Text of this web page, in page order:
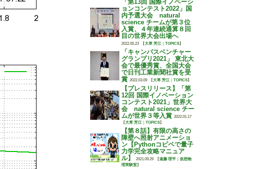
「第13回 国際イノベーシ
ョンコンテスト2022」国
内予選大会 natural
science チームが第３位
入賞、４年連続通算８回
目の世界大会出場へ
2022.05.23 【大草 芳江 TOPICS】
「キャンパスベンチャー
グランプリ2021」 東北大
会で最優秀賞、全国大会
で日刊工業新聞社賞を受
賞 2022.03.09 【大草 芳江 TOPICS】
【プレスリリース】「第
12回 国際イノベーション
コンテスト2021」世界大
会 natural science チー
ムが世界３等入賞 2022.01.17
【大草 芳江 TOPICS】
【第８話】有限の高さの
障壁へ照射アニメーショ
ン【Pythonコピペで量子
力学完全攻略マニュア
ル】
2021.09.29 【遠藤 理平
仮想物
理実験室】